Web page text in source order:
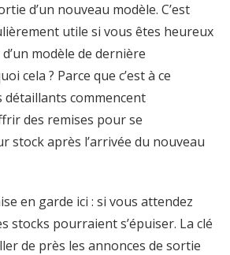
d’un nouveau modèle. C’est
utile si vous êtes heureux
modèle de dernière
cela ? Parce que c’est à ce
détaillants commencent
des remises pour se
stock après l’arrivée du nouveau
en garde ici : si vous attendez
stocks pourraient s’épuiser. La clé
de près les annonces de sortie